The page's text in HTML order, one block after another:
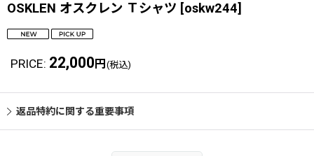
OSKLEN オスクレン Ｔシャツ [oskw244]
PRICE: 22,000 円 (税込)
返品特約に関する重要事項